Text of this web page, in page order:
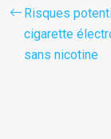
Risques
cigarette
sans nicotine